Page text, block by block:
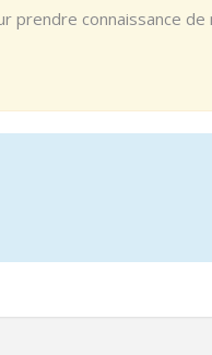
prendre connaissance